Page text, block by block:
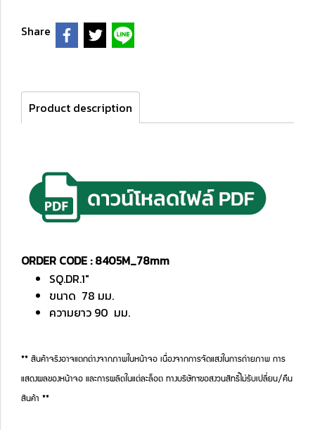
Share
Product description
ORDER CODE : 8405M_78mm
SQ.DR.1"
ขนาด 78 มม.
ความยาว 90 มม.
** สินค้าจริงอาจแตกต่างจากภาพในหน้าจอ เนื่องจากการจัดแสงในการถ่ายภาพ การ
แสดงผลของหน้าจอ และการผลิตในแต่ละล็อต ทางบริษัทฯขอสงวนสิทธิ์ไม่รับเปลี่ยน/คืน
สินค้า **